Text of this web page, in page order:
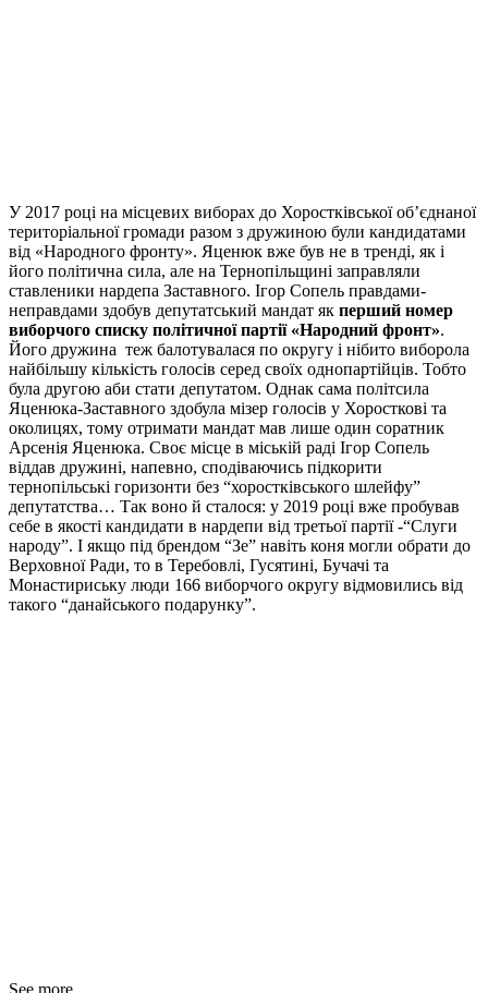
У 2017 році на місцевих виборах до Хоростківської об’єднаної
територіальної громади разом з дружиною були кандидатами
від «Народного фронту». Яценюк вже був не в тренді, як і
його політична сила, але на Тернопільщині заправляли
ставленики нардепа Заставного. Ігор Сопель правдами-
неправдами здобув депутатський мандат як перший номер
виборчого списку політичної партії «Народний фронт».
Його дружина теж балотувалася по округу і нібито виборола
найбільшу кількість голосів серед своїх однопартійців. Тобто
була другою аби стати депутатом. Однак сама політсила
Яценюка-Заставного здобула мізер голосів у Хоросткові та
околицях, тому отримати мандат мав лише один соратник
Арсенія Яценюка. Своє місце в міській раді Ігор Сопель
віддав дружині, напевно, сподіваючись підкорити
тернопільські горизонти без “хоростківського шлейфу”
депутатства… Так воно й сталося: у 2019 році вже пробував
себе в якості кандидати в нардепи від третьої партії -“Слуги
народу”. І якщо під брендом “Зе” навіть коня могли обрати до
Верховної Ради, то в Теребовлі, Гусятині, Бучачі та
Монастириську люди 166 виборчого округу відмовились від
такого “данайського подарунку”.